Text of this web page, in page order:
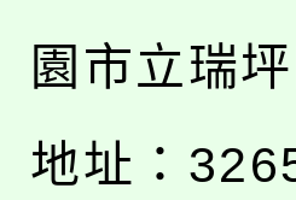
園市立瑞
地址：